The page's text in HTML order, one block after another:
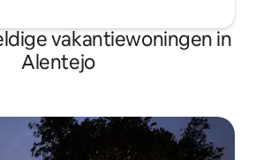
vakantiewoningen in
Alentejo